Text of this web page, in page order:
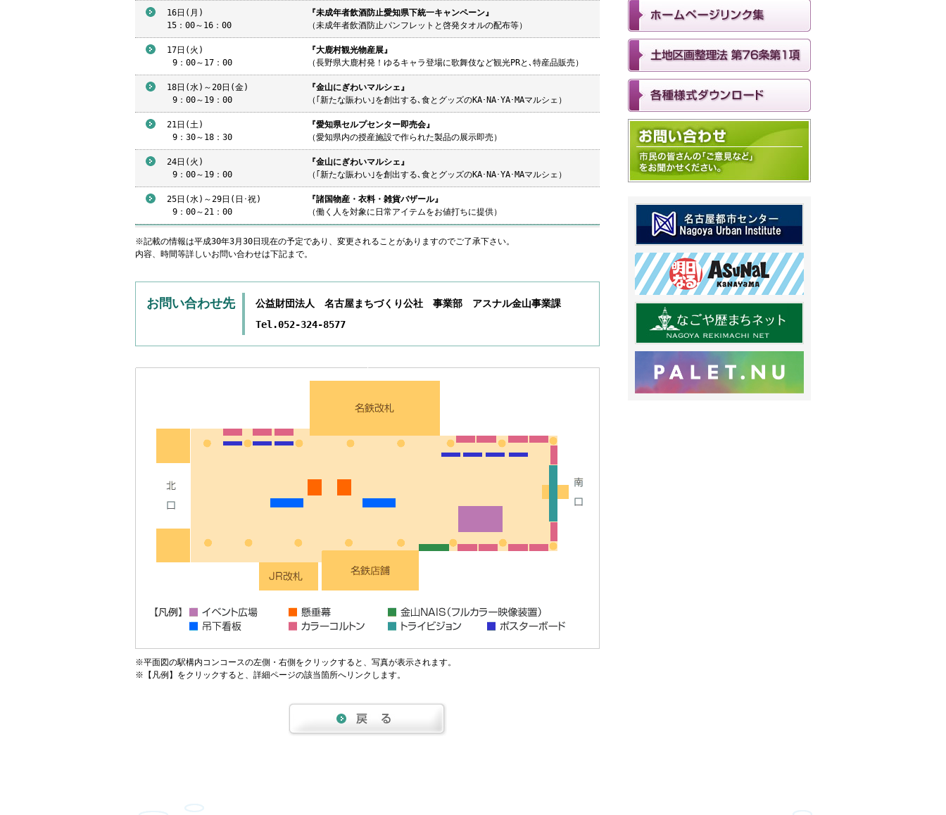
16日(月)
15：00～16：00
『未成年者飲酒防止愛知県下統一キャンペーン』
（未成年者飲酒防止パンフレットと啓発タオルの配布等）
17日(火)
9 ：00～17：00
『大鹿村観光物産展』
（長野県大鹿村発！ゆるキャラ登場に歌舞伎など観光PRと､特産品販売）
18日(水)～20日(金)
9 ：00～19：00
『金山にぎわいマルシェ』
（｢新たな賑わい｣を創出する､食とグッズのKA･NA･YA･MAマルシェ）
21日(土)
9 ：30～18：30
『愛知県セルプセンター即売会』
（愛知県内の授産施設で作られた製品の展示即売）
24日(火)
9 ：00～19：00
『金山にぎわいマルシェ』
（｢新たな賑わい｣を創出する､食とグッズのKA･NA･YA･MAマルシェ）
25日(水)～29日(日･祝)
9 ：00～21：00
『諸国物産・衣料・雑貨バザール』
（働く人を対象に日常アイテムをお値打ちに提供）
※記載の情報は平成30年3月30日現在の予定であり、変更されることがありますのでご了承下さい。
内容、時間等詳しいお問い合わせは下記まで。
お問い合わせ先
公益財団法人 名古屋まちづくり公社 事業部 アスナル金山事業課
Tel.052-324-8577
※平面図の駅構内コンコースの左側・右側をクリックすると、写真が表示されます。
※【凡例】をクリックすると、詳細ページの該当箇所へリンクします。